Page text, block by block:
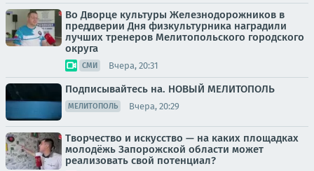
Во Дворце культуры Железнодорожников в
преддверии Дня физкультурника наградили
лучших тренеров Мелитопольского городского
округа
СМИ Вчера, 20:31
Подписывайтесь на. НОВЫЙ МЕЛИТОПОЛЬ
МЕЛИТОПОЛЬ Вчера, 20:29
Творчество и искусство — на каких площадках
молодёжь Запорожской области может
реализовать свой потенциал?